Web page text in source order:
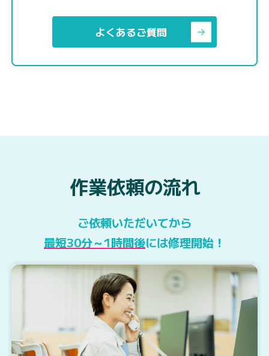
よくあるご質問
作業依頼の流れ
ご依頼いただいてから
最短30分～1時間後には修理開始！